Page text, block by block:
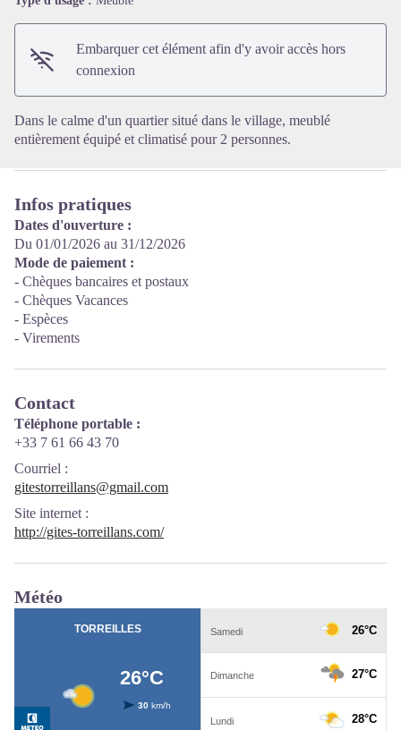
Voir l'image en plein écran
Embarquer cet élément afin d'y avoir accès hors
connexion
Dans le calme d'un quartier situé dans le village, meublé
entièrement équipé et climatisé pour 2 personnes.
Infos pratiques
Dates d'ouverture :
Du 01/01/2026 au 31/12/2026
Mode de paiement :
- Chèques bancaires et postaux
- Chèques Vacances
- Espèces
- Virements
Contact
Téléphone portable :
+33 7 61 66 43 70
Courriel :
gitestorreillans@gmail.com
Site internet :
http://gites-torreillans.com/
Météo